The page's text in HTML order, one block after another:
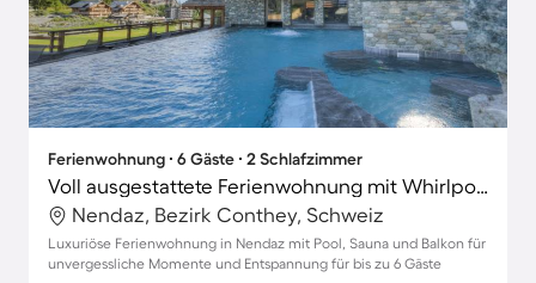
Ferienwohnung ∙ 6 Gäste ∙ 2 Schlafzimmer
Voll ausgestattete Ferienwohnung mit Whirlpool, Pool und Sauna | Nah am Skifahren
Nendaz, Bezirk Conthey, Schweiz
Luxuriöse Ferienwohnung in Nendaz mit Pool, Sauna und Balkon für
unvergessliche Momente und Entspannung für bis zu 6 Gäste